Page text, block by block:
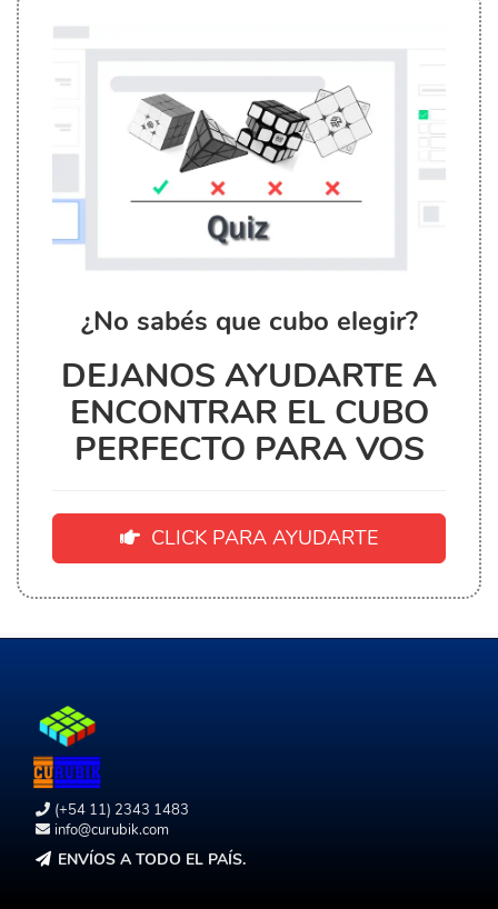
¿No sabés que cubo elegir?
DEJANOS AYUDARTE A
ENCONTRAR EL CUBO
PERFECTO PARA VOS
CLICK PARA AYUDARTE
(+54 11) 2343 1483
info@curubik.com
ENVÍOS A TODO EL PAÍS.